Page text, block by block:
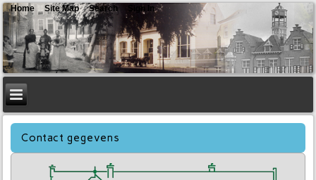
Contact gegevens
Home Site Map Search Sign In